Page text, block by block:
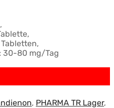
30-80 mg/Tag
, PHARMA TR Lager,